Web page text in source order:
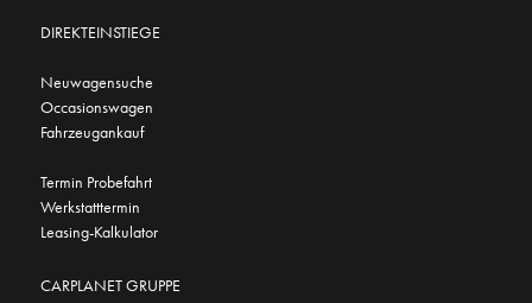
DIREKTEINSTIEGE
Neuwagensuche
Occasionswagen
Fahrzeugankauf
Termin Probefahrt
Werkstatttermin
Leasing-Kalkulator
CARPLANET GRUPPE